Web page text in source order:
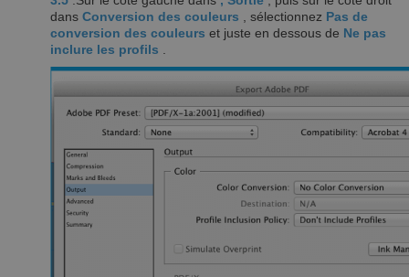
dans Conversion des couleurs , sélectionnez Pas de
conversion des couleurs et juste en dessous de Ne pas
inclure les profils .